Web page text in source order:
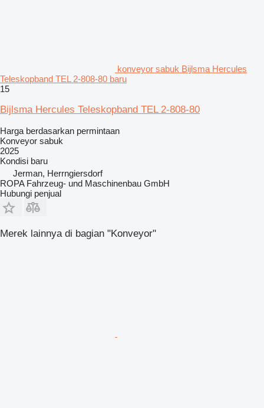
konveyor sabuk Bijlsma Hercules
Teleskopband TEL 2-808-80 baru
15
Bijlsma Hercules Teleskopband TEL 2-808-80
Harga berdasarkan permintaan
Konveyor sabuk
2025
Kondisi baru
Jerman, Herrngiersdorf
ROPA Fahrzeug- und Maschinenbau GmbH
Hubungi penjual
Merek lainnya di bagian "Konveyor"